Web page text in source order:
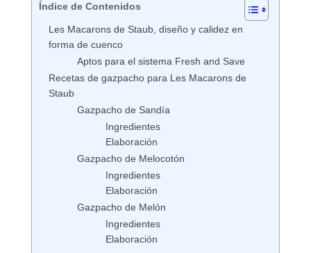
Índice de Contenidos
Les Macarons de Staub, diseño y calidez en
forma de cuenco
Aptos para el sistema Fresh and Save
Recetas de gazpacho para Les Macarons de
Staub
Gazpacho de Sandía
Ingredientes
Elaboración
Gazpacho de Melocotón
Ingredientes
Elaboración
Gazpacho de Melón
Ingredientes
Elaboración